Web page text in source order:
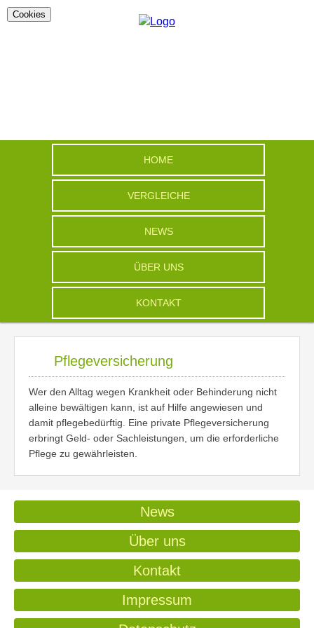
HOME
VERGLEICHE
NEWS
ÜBER UNS
KONTAKT
Pflegeversicherung
Wer den Alltag wegen Krankheit oder Behinderung nicht
alleine bewältigen kann, ist auf Hilfe angewiesen und
damit pflegebedürftig. Eine private Pflegeversicherung
erbringt Geld- oder Sachleistungen, um die erforderliche
Pflege zu gewährleisten.
News
Über uns
Kontakt
Impressum
Cookies